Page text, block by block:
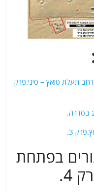
תעלת סואץ – סיני.פרק
3.
בפתחת
4.